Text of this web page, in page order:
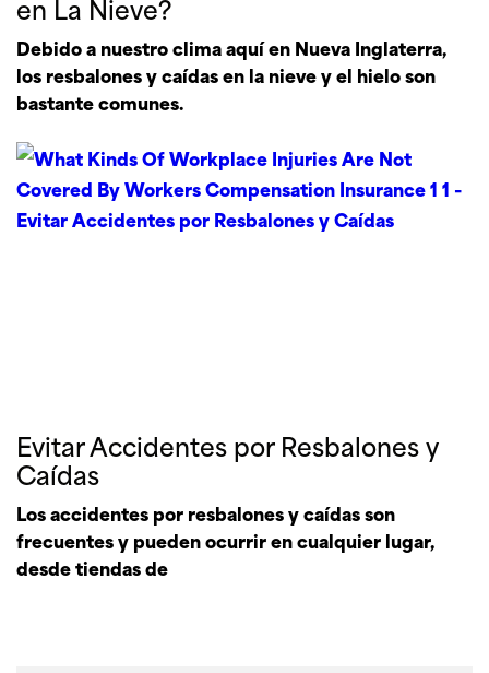
Debido a nuestro clima aquí en Nueva Inglaterra,
los resbalones y caídas en la nieve y el hielo son
bastante comunes.
Evitar Accidentes por Resbalones y
Caídas
Los accidentes por resbalones y caídas son
frecuentes y pueden ocurrir en cualquier lugar,
desde tiendas de